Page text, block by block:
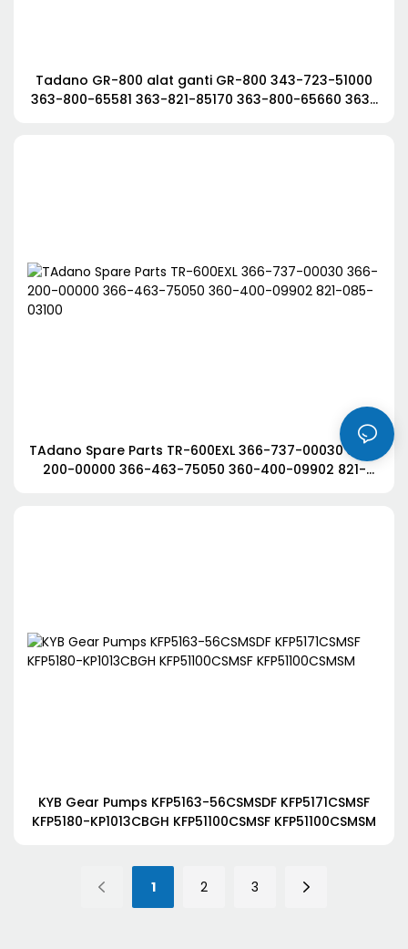
Tadano GR-800 alat ganti GR-800 343-723-51000
363-800-65581 363-821-85170 363-800-65660 363-
TAdano Spare Parts TR-600EXL 366-737-00030 366-
200-00000 366-463-75050 360-400-09902 821-
KYB Gear Pumps KFP5163-56CSMSDF KFP5171CSMSF
KFP5180-KP1013CBGH KFP51100CSMSF KFP51100CSMSM
1 2 3